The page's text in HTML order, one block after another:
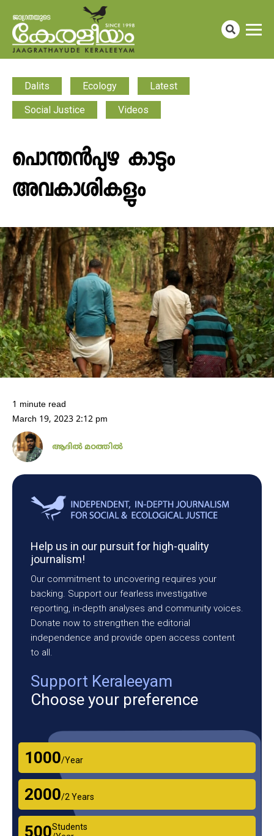
Dalits Ecology Latest
Social Justice Videos
പൊന്തൻപുഴ കാടും
അവകാശികളും
1 minute read
March 19, 2023 2:12 pm
ആദിൽ മഠത്തിൽ
Help us in our pursuit for high-quality
journalism!
Our commitment to uncovering requires your
backing. Support our fearless investigative
reporting, in-depth analyses and community voices.
Donate now to strengthen the editorial
independence and provide open access content
to all.
Support Keraleeyam
Choose your preference
₹1000/Year
₹2000/2 Years
₹500Students